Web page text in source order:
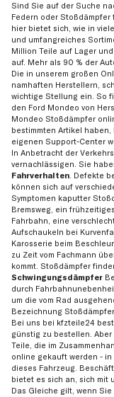
Sind Sie auf der Suche
Federn oder
hier bietet sich, wie in
und umfangreiches
Million Teile auf Lager
auf. Mehr als 90 % der
Die in unserem großen
namhaften Herstellern,
wichtige Stellung ein. So
den Ford Mondeo von
Mondeo Stoßdämpfer
bestimmten Artikel
eigenen Support-Center
In Anbetracht der
vernachlässigen. Sie
Fahrverhalten. Defekte
können sich auf
Symptomen kaputter
Bremsweg, ein
Fahrbahn, eine
Aufschaukeln bei
Karosserie beim
zu Zeit vom Fachmann
kommt. Stoßdämpfer
Schwingungsdämpfer
durch
um die vom Rad
Bezeichnung
Bei uns bei kfzteile24
günstig zu bestellen.
Teile, die im
online gekauft werden -
dieses Fahrzeug.
bietet es sich an, sich mit
Das Gleiche gilt, wenn